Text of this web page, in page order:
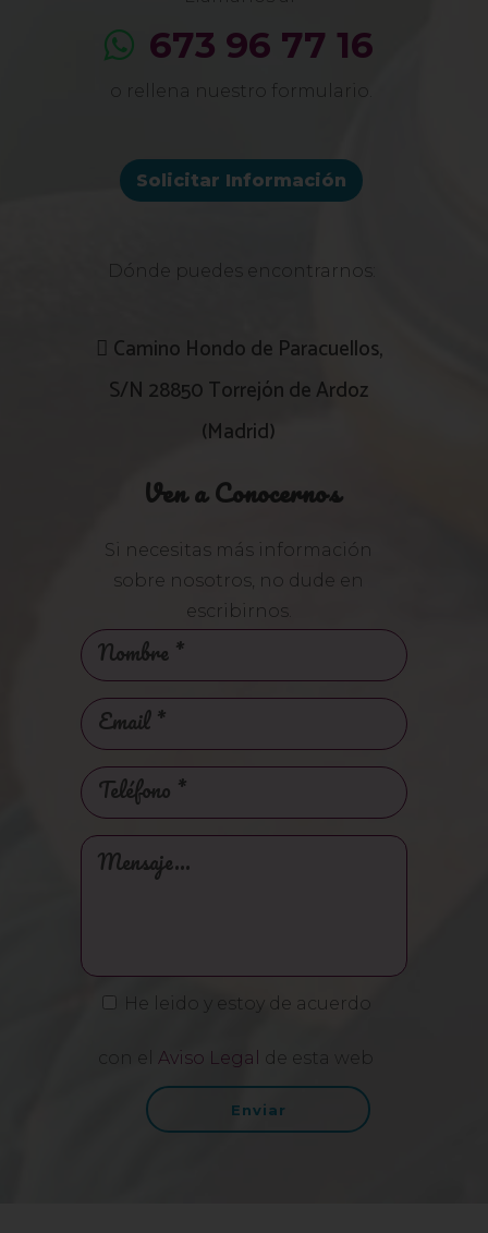
673 96 77 16
o rellena nuestro formulario.
Solicitar Información
Dónde puedes encontrarnos:
Camino Hondo de Paracuellos,
S/N 28850 Torrejón de Ardoz
(Madrid)
Ven a Conocernos
Si necesitas más información
sobre nosotros, no dude en
escribirnos.
He leido y estoy de acuerdo
con el Aviso Legal de esta web